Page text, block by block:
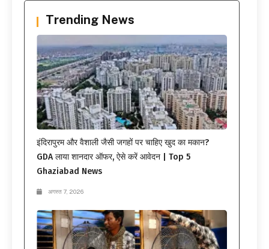
Trending News
इंदिरापुरम और वैशाली जैसी जगहों पर चाहिए खुद का मकान?
GDA लाया शानदार ऑफर, ऐसे करें आवेदन | Top 5
Ghaziabad News
अगस्त 7, 2026